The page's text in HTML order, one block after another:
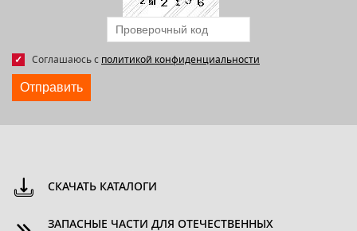
Соглашаюсь с политикой конфиденциальности
Отправить
СКАЧАТЬ КАТАЛОГИ
ЗАПАСНЫЕ ЧАСТИ ДЛЯ ОТЕЧЕСТВЕННЫХ